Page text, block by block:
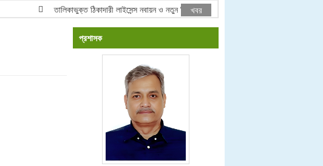
তালিকাভুক্ত ঠিকাদারী লাইসেন্স নবায়ন ও নতুন ঠিকাদারী তালিকা ভুক্তি বিজ্ঞপ্তি ২০২৬-২০২৭ অর্থবছর
খবর
প্রশাসক